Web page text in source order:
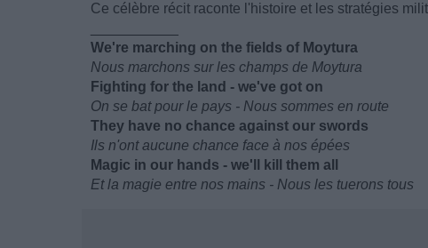
Ce célèbre récit raconte l'histoire et les stratégies
We're marching on the fields of Moytura
Nous marchons sur les champs de Moytura
Fighting for the land - we've got on
On se bat pour le pays - Nous sommes en route
They have no chance against our swords
Ils n'ont aucune chance face à nos épées
Magic in our hands - we'll kill them all
Et la magie entre nos mains - Nous les tuerons tous